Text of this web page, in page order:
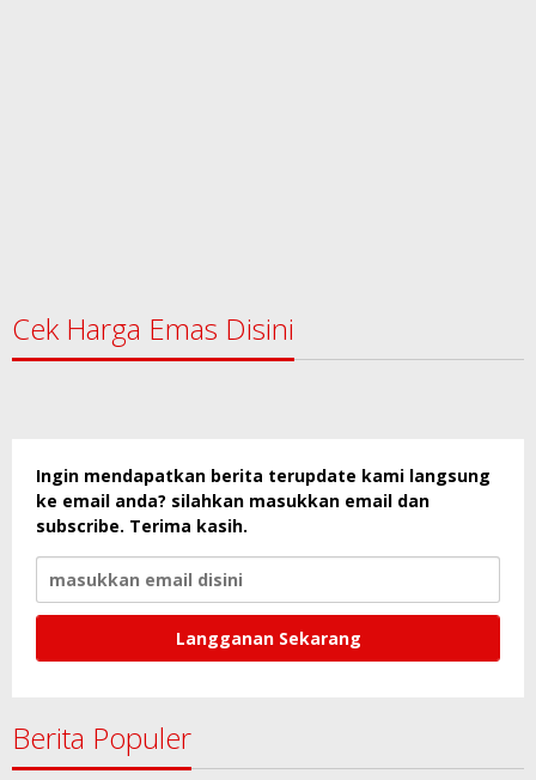
Cek Harga Emas Disini
Ingin mendapatkan berita terupdate kami langsung
ke email anda? silahkan masukkan email dan
subscribe. Terima kasih.
Berita Populer